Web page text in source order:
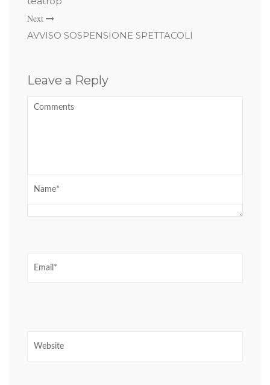
Next
AVVISO SOSPENSIONE SPETTACOLI
Leave a Reply